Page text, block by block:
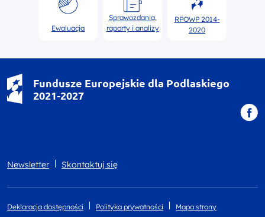
Ewaluacja
Sprawozdania,
raporty i analizy
RPOWP 2014-
2020
Fundusze Europejskie dla Podlaskiego
2021-2027
Newsletter Skontaktuj się
Deklaracja dostępności Polityka prywatności Mapa strony